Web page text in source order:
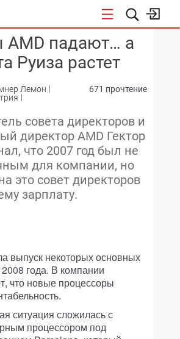
КОНФЕРЕНЦИИ
падают… а
Руиза растет
Лемон
671 прочтение
совета директоров и
директор AMD Гектор
что 2007 год был не
для компании, но
это совет директоров
зарплату.
выпуск некоторых основных
года. В компании
что новые процессоры
ситуация сложилась с
процессором под